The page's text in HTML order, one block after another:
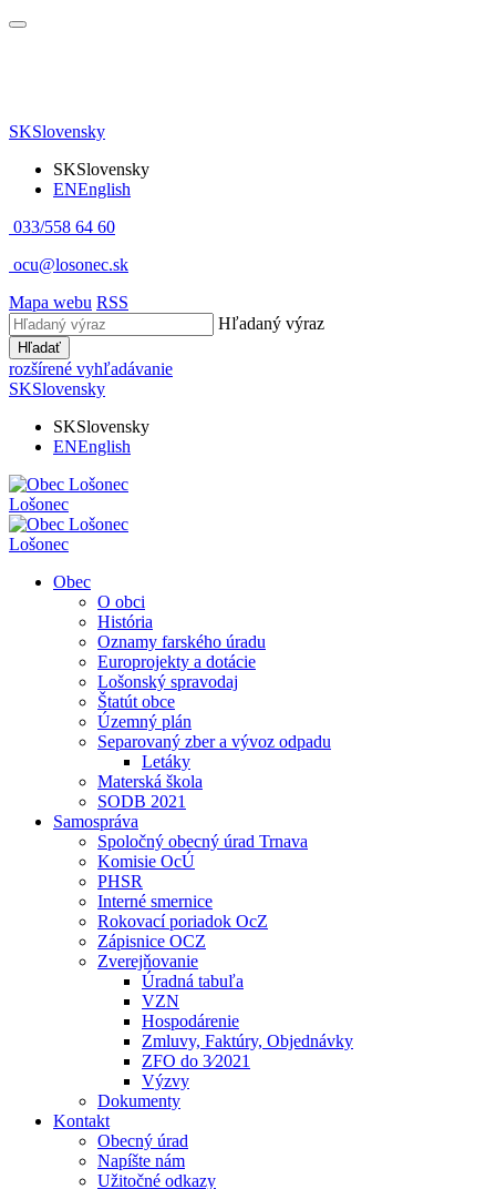
SKSlovensky
SKSlovensky
ENEnglish
033/558 64 60
ocu@losonec.sk
Mapa webu RSS
Hľadaný výraz
Hľadať
rozšírené vyhľadávanie
SKSlovensky
SKSlovensky
ENEnglish
Lošonec
Lošonec
Obec
O obci
História
Oznamy farského úradu
Europrojekty a dotácie
Lošonský spravodaj
Štatút obce
Územný plán
Separovaný zber a vývoz odpadu
Letáky
Materská škola
SODB 2021
Samospráva
Spoločný obecný úrad Trnava
Komisie OcÚ
PHSR
Interné smernice
Rokovací poriadok OcZ
Zápisnice OCZ
Zverejňovanie
Úradná tabuľa
VZN
Hospodárenie
Zmluvy, Faktúry, Objednávky
ZFO do 3⁄2021
Výzvy
Dokumenty
Kontakt
Obecný úrad
Napíšte nám
Užitočné odkazy